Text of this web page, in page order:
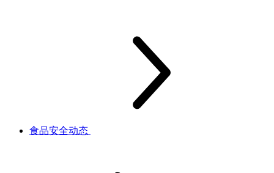
食品安全动态